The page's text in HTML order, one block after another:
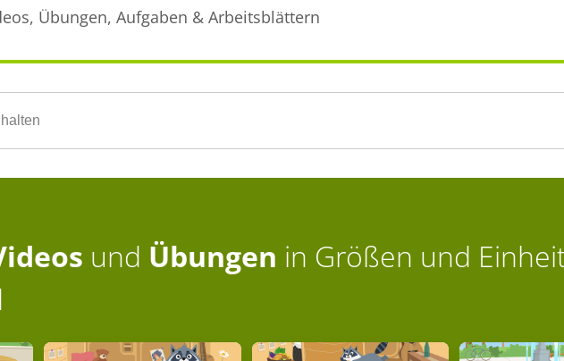
Übungen, Aufgaben & Arbeitsblättern
und Übungen in Größen und